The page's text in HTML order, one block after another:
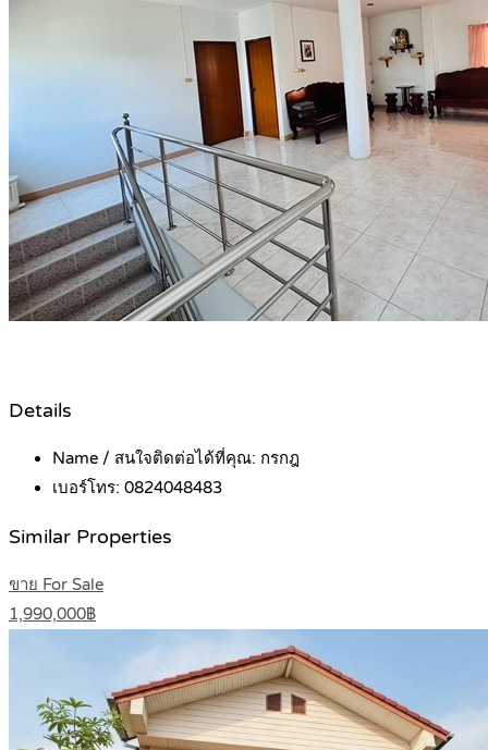
Details
Name / สนใจติดต่อได้ที่คุณ: กรกฎ
เบอร์โทร: 0824048483
Similar Properties
ขาย For Sale
1,990,000฿